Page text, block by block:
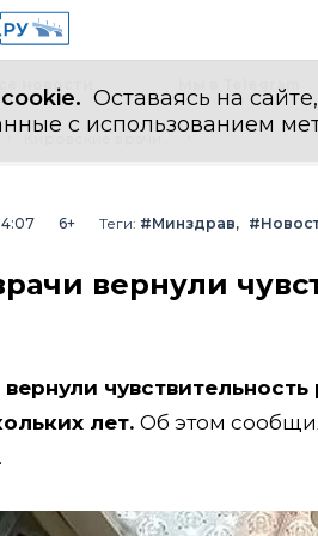
Оставаясь на
с использованием
новости
6+ Теги: #Минздрав
вернули
лет. Об этом